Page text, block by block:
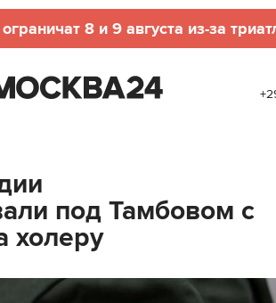
8 и 9 августа из-за
под Тамбовом с
холеру